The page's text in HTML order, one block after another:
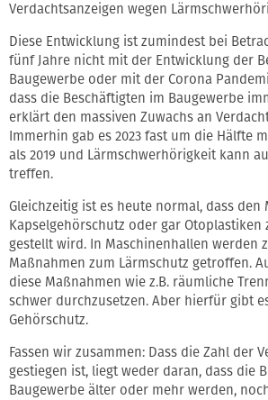
Verdachtsanzeigen wegen
Diese Entwicklung ist zumindest bei
fünf Jahre nicht mit der Entwicklung der
Baugewerbe oder mit der Corona
dass die Beschäftigten im Baugewerbe
erklärt den massiven Zuwachs an
Immerhin gab es 2023 fast um die Hälfte
als 2019 und Lärmschwerhörigkeit kann
treffen.
Gleichzeitig ist es heute normal, dass den
Kapselgehörschutz oder gar Otoplastiken
gestellt wird. In Maschinenhallen werden
Maßnahmen zum Lärmschutz getroffen.
diese Maßnahmen wie z.B. räumliche
schwer durchzusetzen. Aber hierfür gibt
Gehörschutz.
Fassen wir zusammen: Dass die Zahl der
gestiegen ist, liegt weder daran, dass die
Baugewerbe älter oder mehr werden,